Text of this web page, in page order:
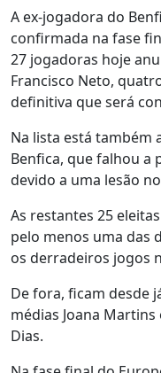
A ex-jogadora do
confirmada na fase
27 jogadoras hoje
Francisco Neto,
definitiva que será
Na lista está também
Benfica, que falhou a
devido a uma lesão
As restantes 25
pelo menos uma das
os derradeiros jogos
De fora, ficam desde
médias Joana Martins
Dias.